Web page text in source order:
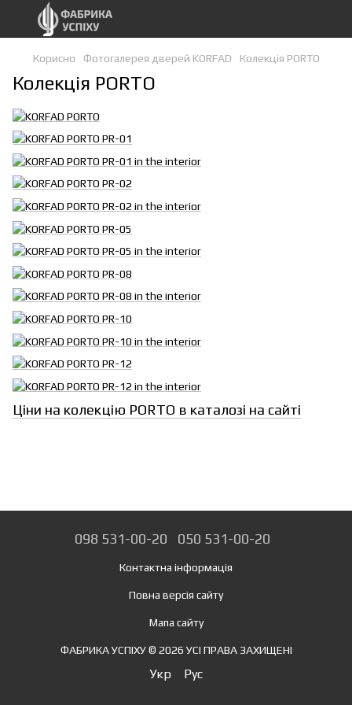
Корисно Фотогалерея дверей KORFAD Колекція PORTO
Колекція PORTO
Ціни на колекцію PORTO в каталозі на сайті
098 531-00-20 050 531-00-20
Контактна інформація
Повна версія сайту
Мапа сайту
ФАБРИКА УСПІХУ © 2026 УСІ ПРАВА ЗАХИЩЕНІ
Укр Рус